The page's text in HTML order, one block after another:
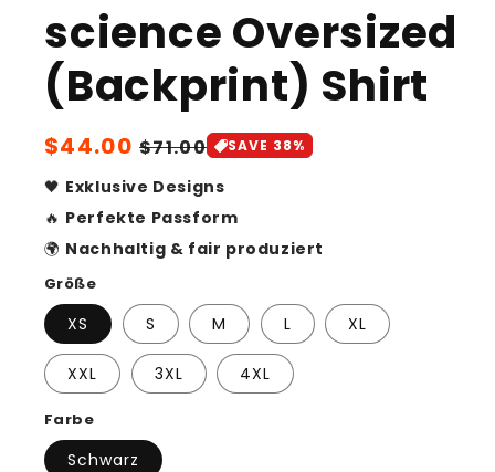
science Oversized
(Backprint) Shirt
Sale
price
$44.00 Regular
price
$71.00 SAVE 38%
🖤 Exklusive Designs
🔥 Perfekte Passform
🌍 Nachhaltig & fair produziert
Größe
XS S M L XL
XXL 3XL 4XL
Farbe
Schwarz